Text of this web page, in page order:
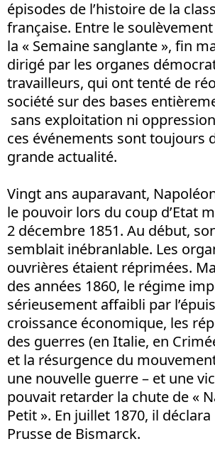
épisodes de l’histoire de la
française. Entre le
la « Semaine sanglante », fin
dirigé par les organes
travailleurs, qui ont tenté de
société sur des bases
sans exploitation ni
ces événements sont toujours
grande actualité.
Vingt ans auparavant,
le pouvoir lors du coup d’Etat
2 décembre 1851. Au début,
semblait inébranlable. Les
ouvrières étaient réprimées.
des années 1860, le régime
sérieusement affaibli par
croissance économique, les
des guerres (en Italie, en
et la résurgence du
une nouvelle guerre – et une
pouvait retarder la chute de «
Petit ». En juillet 1870, il
Prusse de Bismarck.